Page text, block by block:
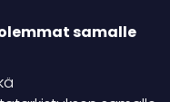
samalle